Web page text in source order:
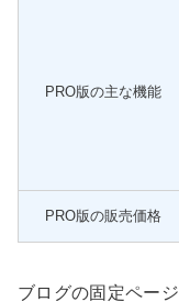
PRO版の主な機能
PRO版の販売価格
ブログの固定ペー